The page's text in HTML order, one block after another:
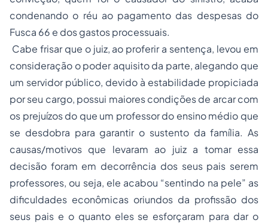
condenando o réu ao pagamento das despesas do
Fusca 66 e dos gastos processuais.
Cabe frisar que o juiz, ao proferir a sentença, levou em
consideração o poder aquisito da parte, alegando que
um servidor público, devido à estabilidade propiciada
por seu cargo, possui maiores condições de arcar com
os prejuízos do que um professor do ensino médio que
se desdobra para garantir o sustento da família. As
causas/motivos que levaram ao juiz a tomar essa
decisão foram em decorrência dos seus pais serem
professores, ou seja, ele acabou “sentindo na pele” as
dificuldades econômicas oriundos da profissão dos
seus pais e o quanto eles se esforçaram para dar o